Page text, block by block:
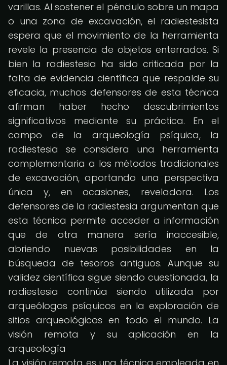
varillas. Al sostener el péndulo sobre un mapa
o una zona de excavación, el radiestesista
espera que el movimiento de la herramienta
revele la presencia de objetos enterrados. Si
bien la radiestesia ha sido criticada por la
falta de evidencia científica que respalde su
eficacia, muchos defensores de esta técnica
afirman haber hecho descubrimientos
significativos mediante su práctica. En el
campo de la arqueología psíquica, la
radiestesia se considera una herramienta
complementaria a los métodos tradicionales
de excavación, aportando una perspectiva
única y, en ocasiones, reveladora. Los
defensores de la radiestesia argumentan que
esta técnica permite acceder a información
que de otra manera sería inaccesible,
abriendo nuevas posibilidades en la
búsqueda de tesoros antiguos. Aunque su
validez científica sigue siendo cuestionada, la
radiestesia continúa siendo utilizada por
arqueólogos psíquicos en la exploración de
sitios arqueológicos en todo el mundo. La
visión remota y su aplicación en la
arqueología